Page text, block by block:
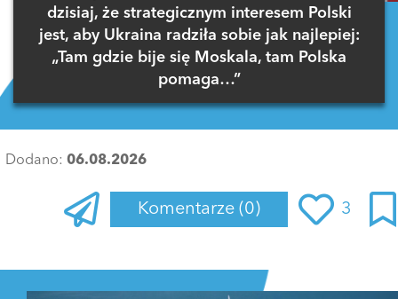
dzisiaj, że strategicznym interesem Polski
jest, aby Ukraina radziła sobie jak najlepiej:
„Tam gdzie bije się Moskala, tam Polska
pomaga…”
Dodano: 06.08.2026
Komentarze (0) 3